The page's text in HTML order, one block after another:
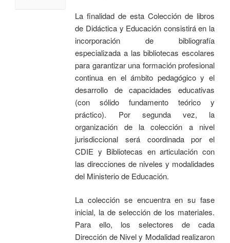
La finalidad de esta Colección de libros
de Didáctica y Educación consistirá en la
incorporación de bibliografía
especializada a las bibliotecas escolares
para garantizar una formación profesional
continua en el ámbito pedagógico y el
desarrollo de capacidades educativas
(con sólido fundamento teórico y
práctico). Por segunda vez, la
organización de la colección a nivel
jurisdiccional será coordinada por el
CDIE y Bibliotecas en articulación con
las direcciones de niveles y modalidades
del Ministerio de Educación.
La colección se encuentra en su fase
inicial, la de selección de los materiales.
Para ello, los selectores de cada
Dirección de Nivel y Modalidad realizaron